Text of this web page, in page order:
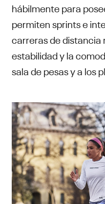
hábilmente para
permiten sprints e
carreras de distancia
estabilidad y la
sala de pesas y a los